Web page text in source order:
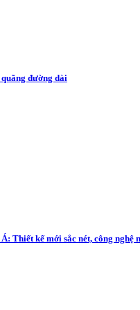
đường dài
Thiết kế mới sắc nét, công nghệ